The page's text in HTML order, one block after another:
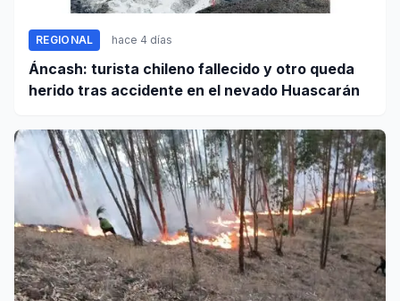
REGIONAL hace 4 días
Áncash: turista chileno fallecido y otro queda
herido tras accidente en el nevado Huascarán